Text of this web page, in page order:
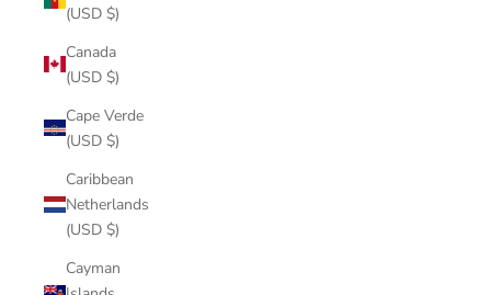
(USD $)
Canada
(USD $)
Cape Verde
(USD $)
Caribbean
Netherlands
(USD $)
Cayman